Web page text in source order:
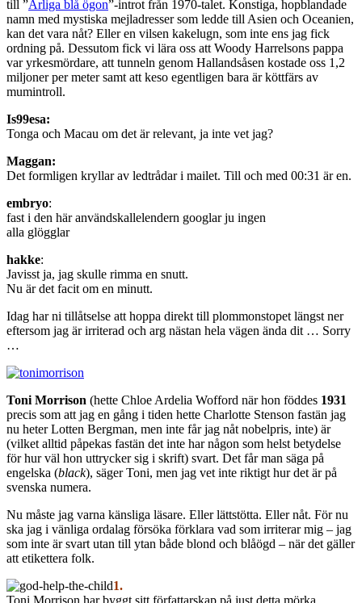
till ”Ärliga blå ögon”-introt från 1970-talet. Konstiga, hopblandade
namn med mystiska mejladresser som ledde till Asien och Oceanien,
kan det vara nåt? Eller en vilsen kakelugn, som inte ens jag fick
ordning på. Dessutom fick vi lära oss att Woody Harrelsons pappa
var yrkesmördare, att tunneln genom Hallandsåsen kostade oss 1,2
miljoner per meter samt att keso egentligen bara är köttfärs av
mumintroll.
Is99esa:
Tonga och Macau om det är relevant, ja inte vet jag?
Maggan:
Det formligen kryllar av ledtrådar i mailet. Till och med 00:31 är en.
embryo:
fast i den här användskallelendern googlar ju ingen
alla glögglar
hakke:
Javisst ja, jag skulle rimma en snutt.
Nu är det facit om en minutt.
Idag har ni tillåtselse att hoppa direkt till plommonstopet längst ner
eftersom jag är irriterad och arg nästan hela vägen ända dit … Sorry
…
Toni Morrison (hette Chloe Ardelia Wofford när hon föddes 1931
precis som att jag en gång i tiden hette Charlotte Stenson fastän jag
nu heter Lotten Bergman, men inte får jag nåt nobelpris, inte) är
(vilket alltid påpekas fastän det inte har någon som helst betydelse
för hur väl hon uttrycker sig i skrift) svart. Det får man säga på
engelska (black), säger Toni, men jag vet inte riktigt hur det är på
svenska numera.
Nu måste jag varna känsliga läsare. Eller lättstötta. Eller nåt. För nu
ska jag i vänliga ordalag försöka förklara vad som irriterar mig – jag
som inte är svart utan till ytan både blond och blåögd – när det gäller
att etikettera folk.
1.